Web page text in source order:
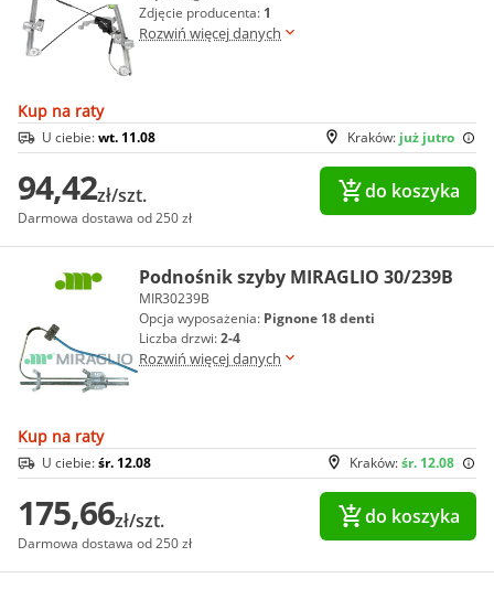
Zdjęcie producenta: 1
Rozwiń więcej danych
Kup na raty
Kraków: już jutro
U ciebie:wt. 11.08
94,42zł/szt.
Darmowa dostawa od 250 zł
do koszyka
Podnośnik szyby MIRAGLIO 30/239B
MIR30239B
Opcja wyposażenia: Pignone 18 denti
Liczba drzwi:2-4
Rozwiń więcej danych
Kup na raty
Kraków:śr. 12.08
U ciebie:śr. 12.08
175,66zł/szt.
Darmowa dostawa od 250 zł
do koszyka